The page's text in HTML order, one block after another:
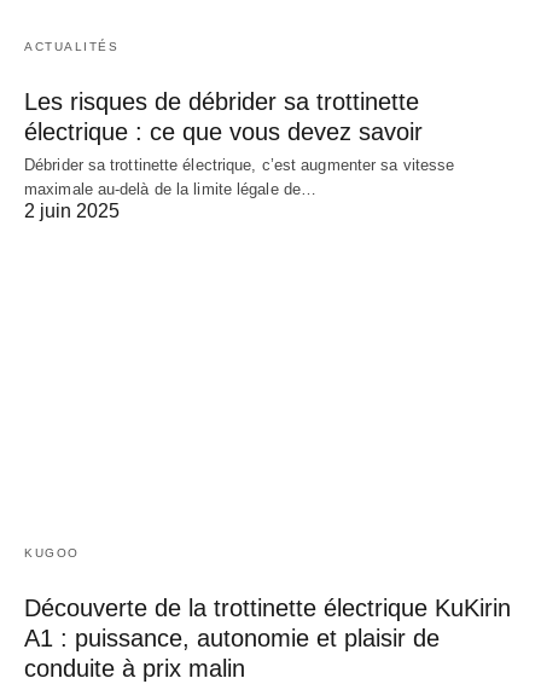
ACTUALITÉS
Les risques de débrider sa trottinette
électrique : ce que vous devez savoir
Débrider sa trottinette électrique, c’est augmenter sa vitesse
maximale au-delà de la limite légale de…
2 juin 2025
KUGOO
Découverte de la trottinette électrique KuKirin
A1 : puissance, autonomie et plaisir de
conduite à prix malin